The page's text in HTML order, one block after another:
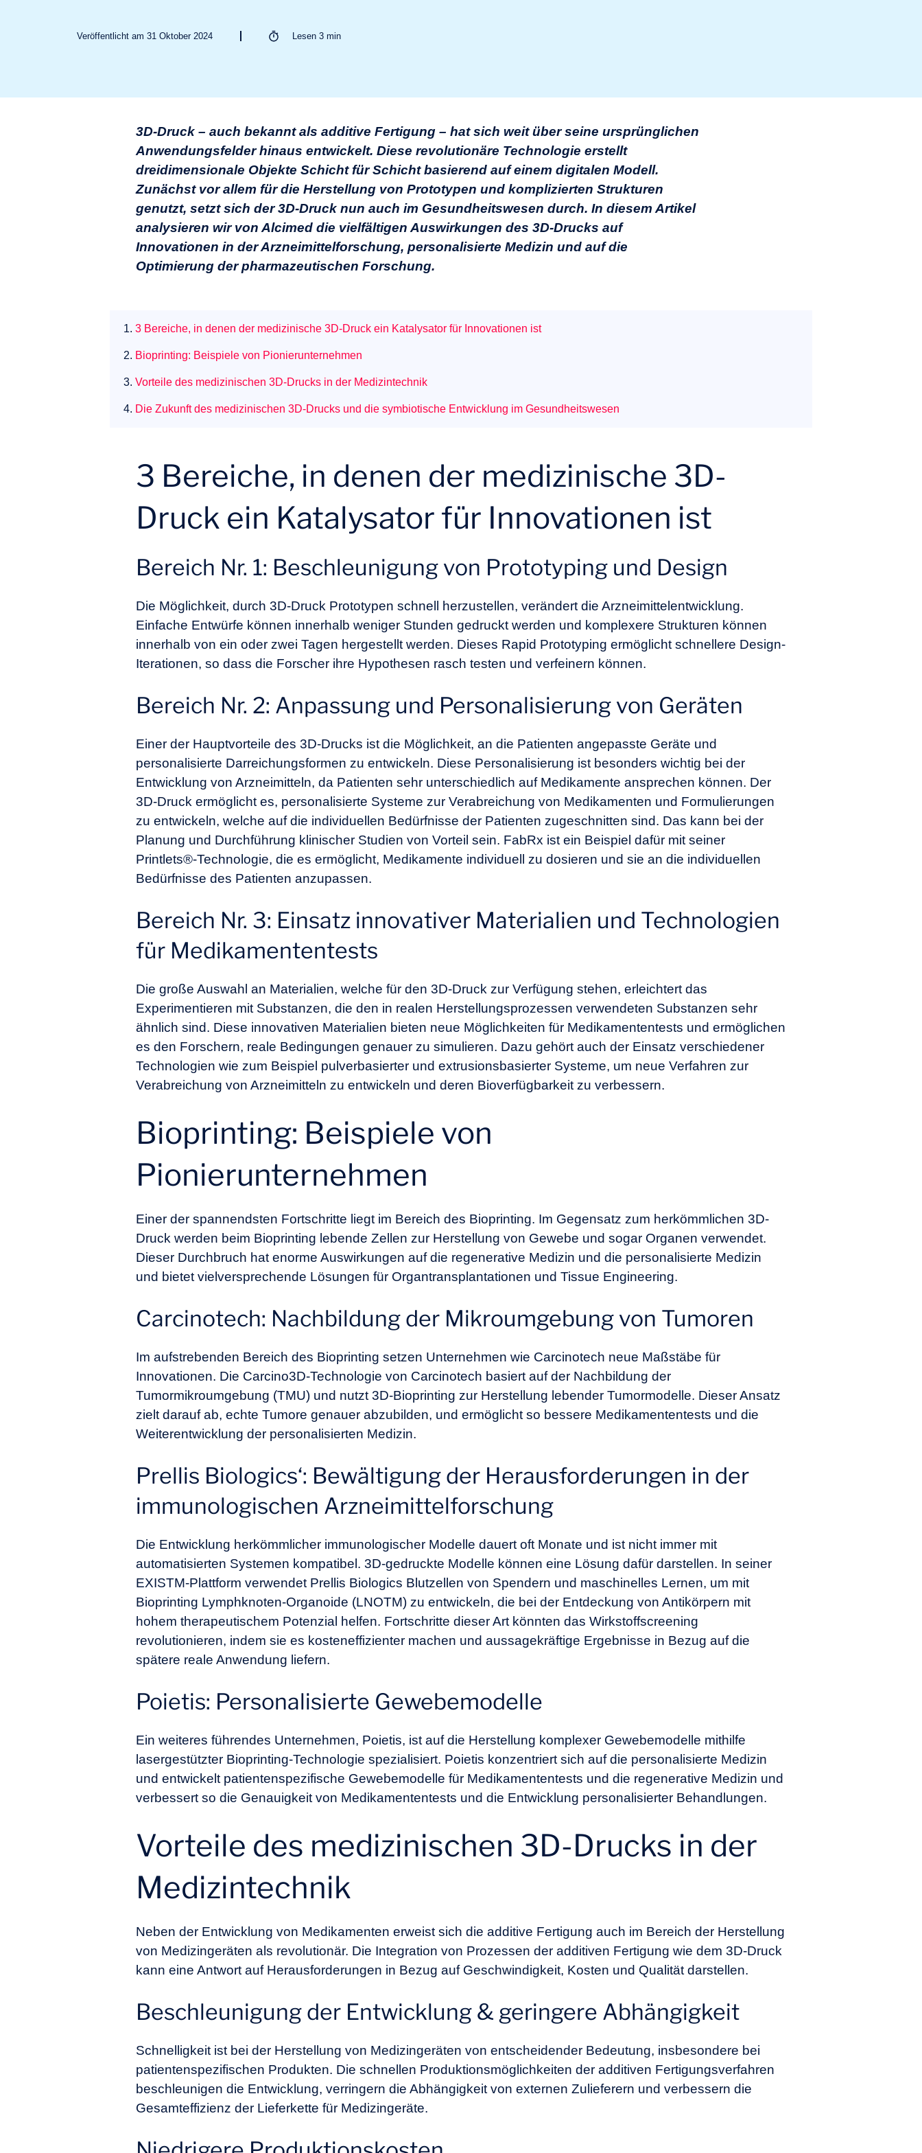
Veröffentlicht am 31 Oktober 2024 Lesen 3 min
3D-Druck – auch bekannt als additive Fertigung – hat sich weit über seine ursprünglichen
Anwendungsfelder hinaus entwickelt. Diese revolutionäre Technologie erstellt
dreidimensionale Objekte Schicht für Schicht basierend auf einem digitalen Modell.
Zunächst vor allem für die Herstellung von Prototypen und komplizierten Strukturen
genutzt, setzt sich der 3D-Druck nun auch im Gesundheitswesen durch. In diesem Artikel
analysieren wir von Alcimed die vielfältigen Auswirkungen des 3D-Drucks auf
Innovationen in der Arzneimittelforschung, personalisierte Medizin und auf die
Optimierung der pharmazeutischen Forschung.
1. 3 Bereiche, in denen der medizinische 3D-Druck ein Katalysator für Innovationen ist
2. Bioprinting: Beispiele von Pionierunternehmen
3. Vorteile des medizinischen 3D-Drucks in der Medizintechnik
4. Die Zukunft des medizinischen 3D-Drucks und die symbiotische Entwicklung im Gesundheitswesen
3 Bereiche, in denen der medizinische 3D-
Druck ein Katalysator für Innovationen ist
Bereich Nr. 1: Beschleunigung von Prototyping und Design
Die Möglichkeit, durch 3D-Druck Prototypen schnell herzustellen, verändert die Arzneimittelentwicklung.
Einfache Entwürfe können innerhalb weniger Stunden gedruckt werden und komplexere Strukturen können
innerhalb von ein oder zwei Tagen hergestellt werden. Dieses Rapid Prototyping ermöglicht schnellere Design-
Iterationen, so dass die Forscher ihre Hypothesen rasch testen und verfeinern können.
Bereich Nr. 2: Anpassung und Personalisierung von Geräten
Einer der Hauptvorteile des 3D-Drucks ist die Möglichkeit, an die Patienten angepasste Geräte und
personalisierte Darreichungsformen zu entwickeln. Diese Personalisierung ist besonders wichtig bei der
Entwicklung von Arzneimitteln, da Patienten sehr unterschiedlich auf Medikamente ansprechen können. Der
3D-Druck ermöglicht es, personalisierte Systeme zur Verabreichung von Medikamenten und Formulierungen
zu entwickeln, welche auf die individuellen Bedürfnisse der Patienten zugeschnitten sind. Das kann bei der
Planung und Durchführung klinischer Studien von Vorteil sein. FabRx ist ein Beispiel dafür mit seiner
Printlets®-Technologie, die es ermöglicht, Medikamente individuell zu dosieren und sie an die individuellen
Bedürfnisse des Patienten anzupassen.
Bereich Nr. 3: Einsatz innovativer Materialien und Technologien
für Medikamententests
Die große Auswahl an Materialien, welche für den 3D-Druck zur Verfügung stehen, erleichtert das
Experimentieren mit Substanzen, die den in realen Herstellungsprozessen verwendeten Substanzen sehr
ähnlich sind. Diese innovativen Materialien bieten neue Möglichkeiten für Medikamententests und ermöglichen
es den Forschern, reale Bedingungen genauer zu simulieren. Dazu gehört auch der Einsatz verschiedener
Technologien wie zum Beispiel pulverbasierter und extrusionsbasierter Systeme, um neue Verfahren zur
Verabreichung von Arzneimitteln zu entwickeln und deren Bioverfügbarkeit zu verbessern.
Bioprinting: Beispiele von
Pionierunternehmen
Einer der spannendsten Fortschritte liegt im Bereich des Bioprinting. Im Gegensatz zum herkömmlichen 3D-
Druck werden beim Bioprinting lebende Zellen zur Herstellung von Gewebe und sogar Organen verwendet.
Dieser Durchbruch hat enorme Auswirkungen auf die regenerative Medizin und die personalisierte Medizin
und bietet vielversprechende Lösungen für Organtransplantationen und Tissue Engineering.
Carcinotech: Nachbildung der Mikroumgebung von Tumoren
Im aufstrebenden Bereich des Bioprinting setzen Unternehmen wie Carcinotech neue Maßstäbe für
Innovationen. Die Carcino3D-Technologie von Carcinotech basiert auf der Nachbildung der
Tumormikroumgebung (TMU) und nutzt 3D-Bioprinting zur Herstellung lebender Tumormodelle. Dieser Ansatz
zielt darauf ab, echte Tumore genauer abzubilden, und ermöglicht so bessere Medikamententests und die
Weiterentwicklung der personalisierten Medizin.
Prellis Biologics‘: Bewältigung der Herausforderungen in der
immunologischen Arzneimittelforschung
Die Entwicklung herkömmlicher immunologischer Modelle dauert oft Monate und ist nicht immer mit
automatisierten Systemen kompatibel. 3D-gedruckte Modelle können eine Lösung dafür darstellen. In seiner
EXISTM-Plattform verwendet Prellis Biologics Blutzellen von Spendern und maschinelles Lernen, um mit
Bioprinting Lymphknoten-Organoide (LNOTM) zu entwickeln, die bei der Entdeckung von Antikörpern mit
hohem therapeutischem Potenzial helfen. Fortschritte dieser Art könnten das Wirkstoffscreening
revolutionieren, indem sie es kosteneffizienter machen und aussagekräftige Ergebnisse in Bezug auf die
spätere reale Anwendung liefern.
Poietis: Personalisierte Gewebemodelle
Ein weiteres führendes Unternehmen, Poietis, ist auf die Herstellung komplexer Gewebemodelle mithilfe
lasergestützter Bioprinting-Technologie spezialisiert. Poietis konzentriert sich auf die personalisierte Medizin
und entwickelt patientenspezifische Gewebemodelle für Medikamententests und die regenerative Medizin und
verbessert so die Genauigkeit von Medikamententests und die Entwicklung personalisierter Behandlungen.
Vorteile des medizinischen 3D-Drucks in der
Medizintechnik
Neben der Entwicklung von Medikamenten erweist sich die additive Fertigung auch im Bereich der Herstellung
von Medizingeräten als revolutionär. Die Integration von Prozessen der additiven Fertigung wie dem 3D-Druck
kann eine Antwort auf Herausforderungen in Bezug auf Geschwindigkeit, Kosten und Qualität darstellen.
Beschleunigung der Entwicklung & geringere Abhängigkeit
Schnelligkeit ist bei der Herstellung von Medizingeräten von entscheidender Bedeutung, insbesondere bei
patientenspezifischen Produkten. Die schnellen Produktionsmöglichkeiten der additiven Fertigungsverfahren
beschleunigen die Entwicklung, verringern die Abhängigkeit von externen Zulieferern und verbessern die
Gesamteffizienz der Lieferkette für Medizingeräte.